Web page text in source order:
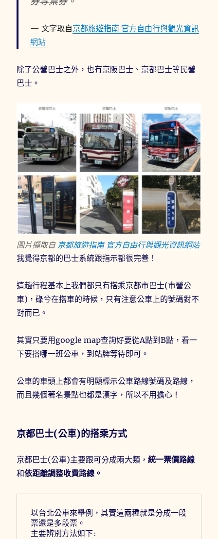
文字取自京都旅遊指南 官方自由行與觀光資訊
網站
除了公營巴士之外，也有京阪巴士、京都巴士等民營
巴士。
圖片擷取自 京都旅遊指南 官方自由行與觀光資訊網站
我覺得京都的巴士系統跟指示都很完善！
這趟行程基本上我們都只有搭乘京都市巴士(市營公
車)，碌兮在搭車的時候，只有注意公車上的號碼對不
對而已。
其實只要用google map查詢好要從A點到B點，看一
下要搭哪一班公車，到站牌等待即可。
公車的車頭上都會有明顯標示公車路線號碼及路線，
而且幾個著名景點也都是漢字，所以不用擔心！
京都巴士(公車)的搭乘方式
京都巴士(公車)主要跟可分成兩大類，統一票價路線
和依距離調整收費路線。
以台北公車來舉例，其實這兩種就是分成一段
票還是多段票。
主要辨別方法如下: